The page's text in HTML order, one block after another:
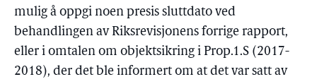
mulig å oppgi noen presis sluttdato ved
behandlingen av Riksrevisjonens forrige rapport,
eller i omtalen om objektsikring i Prop.1.S (2017-
2018), der det ble informert om at det var satt av